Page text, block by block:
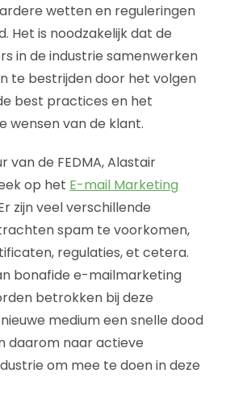
wetten en reguleringen
Het is noodzakelijk dat de
in de industrie samenwerken
te bestrijden door het volgen
best practices en het
wensen van de klant.
van de FEDMA, Alastair
op het E-mail Marketing
zijn veel verschillende
spam te voorkomen,
regulaties, et cetera.
bonafide e-mailmarketing
betrokken bij deze
medium een snelle dood
daarom naar actieve
om mee te doen in deze